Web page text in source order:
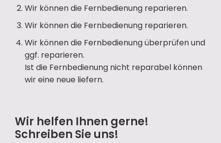
Wir können die Fernbedienung reparieren.
Wir können die Fernbedienung reparieren.
Wir können die Fernbedienung überprüfen und
ggf. reparieren.
Ist die Fernbedienung nicht reparabel können
wir eine neue liefern.
Wir helfen Ihnen gerne!
Schreiben Sie uns!